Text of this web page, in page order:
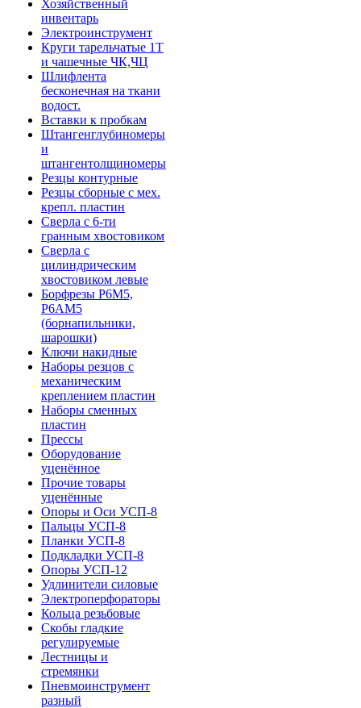
Хозяйственный
инвентарь
Электроинструмент
Круги тарельчатые 1Т
и чашечные ЧК,ЧЦ
Шлифлента
бесконечная на ткани
водост.
Вставки к пробкам
Штангенглубиномеры
и
штангентолщиномеры
Резцы контурные
Резцы сборные с мех.
крепл. пластин
Сверла с 6-ти
гранным хвостовиком
Сверла с
цилиндрическим
хвостовиком левые
Борфрезы Р6М5,
Р6АМ5
(борнапильники,
шарошки)
Ключи накидные
Наборы резцов с
механическим
креплением пластин
Наборы сменных
пластин
Прессы
Оборудование
уценённое
Прочие товары
уценённые
Опоры и Оси УСП-8
Пальцы УСП-8
Планки УСП-8
Подкладки УСП-8
Опоры УСП-12
Удлинители силовые
Электроперфораторы
Кольца резьбовые
Скобы гладкие
регулируемые
Лестницы и
стремянки
Пневмоинструмент
разный